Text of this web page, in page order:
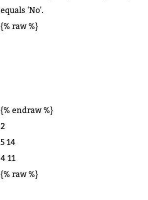
equals 'No'.
{% raw %}
{% endraw %}
2
5 14
4 11
{% raw %}